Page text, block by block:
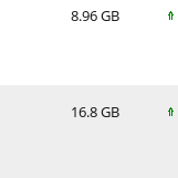
8.96 GB
16.8 GB